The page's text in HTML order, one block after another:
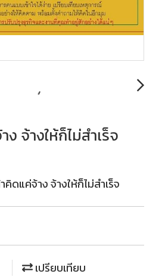
จ้างให้ก็ไม่สำเร็จ
ดแค่จ้าง จ้างให้ก็ไม่สำเร็จ
เปรียบเทียบ